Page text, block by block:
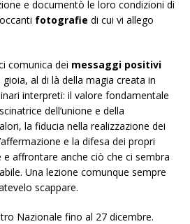
e documentò le loro condizioni di
fotografie di cui vi allego
comunica dei messaggi positivi
al di là della magia creata in
interpreti: il valore fondamentale
dell’unione e della
la fiducia nella realizzazione dei
e la difesa dei propri
affrontare anche ciò che ci sembra
Una lezione comunque sempre
scappare.
Nazionale fino al 27 dicembre.